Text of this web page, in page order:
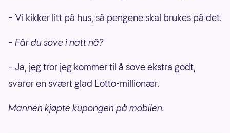
– Vi kikker litt på hus, så pengene skal brukes på det.
– Får du sove i natt nå?
– Ja, jeg tror jeg kommer til å sove ekstra godt,
svarer en svært glad Lotto-millionær.
Mannen kjøpte kupongen på mobilen.